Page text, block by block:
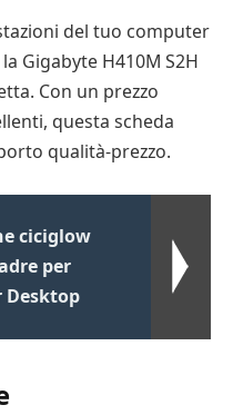
del tuo computer
Gigabyte H410M S2H
Con un prezzo
questa scheda
qualità-prezzo.
ciciglow
per
Desktop